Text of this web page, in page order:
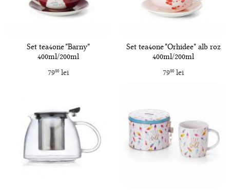
Set tea4one "Barny"
400ml/200ml
7900lei
Set tea4one "Orhidee" alb roz
400ml/200ml
7900lei